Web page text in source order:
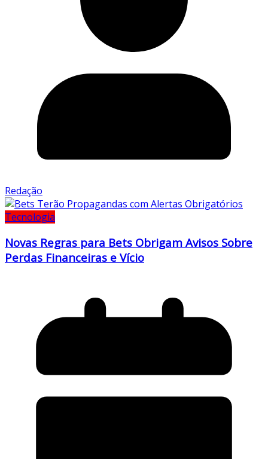
Redação
Tecnologia
Novas Regras para Bets Obrigam Avisos Sobre
Perdas Financeiras e Vício